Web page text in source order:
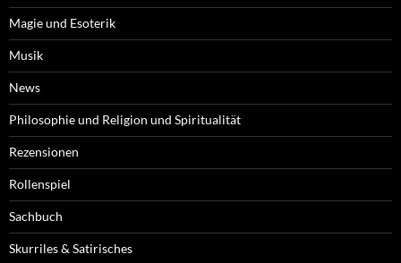
Magie und Esoterik
Musik
News
Philosophie und Religion und Spiritualität
Rezensionen
Rollenspiel
Sachbuch
Skurriles & Satirisches